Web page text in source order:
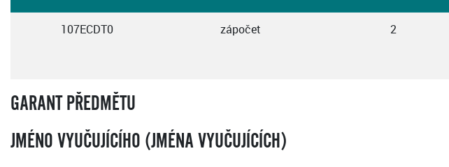
107ECDT0 zápočet 2
GARANT PŘEDMĚTU
JMÉNO VYUČUJÍCÍHO (JMÉNA VYUČUJÍCÍCH)